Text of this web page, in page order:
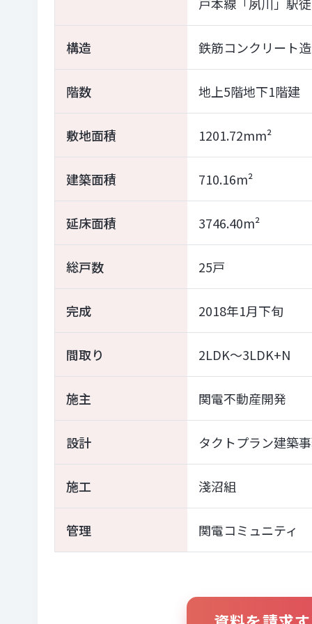
構造 鉄筋コンクリート造
階数 地上5階地下1階建
敷地面積 1201.72mm²
建築面積 710.16m²
延床面積 3746.40m²
総戸数 25戸
完成 2018年1月下旬
間取り 2LDK～3LDK+N
施主 関電不動産開発
設計 タクトプラン建築
施工 淺沼組
管理 関電コミュニティ